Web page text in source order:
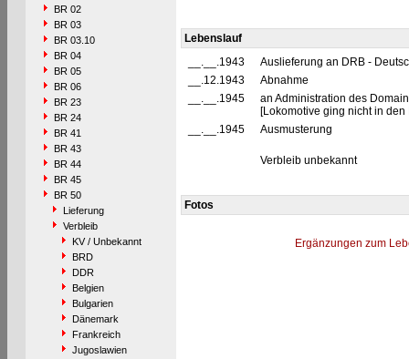
BR 02
BR 03
BR 03.10
BR 04
BR 05
BR 06
BR 23
BR 24
BR 41
BR 43
BR 44
BR 45
BR 50
Lieferung
Verbleib
KV / Unbekannt
BRD
DDR
Belgien
Bulgarien
Dänemark
Frankreich
Jugoslawien
Lebenslauf
__.__.1943
Auslieferung an DRB -
__.12.1943
Abnahme
__.__.1945
an Administration des
[Lokomotive ging nicht in
__.__.1945
Ausmusterung
Verbleib unbekannt
Fotos
Ergänzungen zum